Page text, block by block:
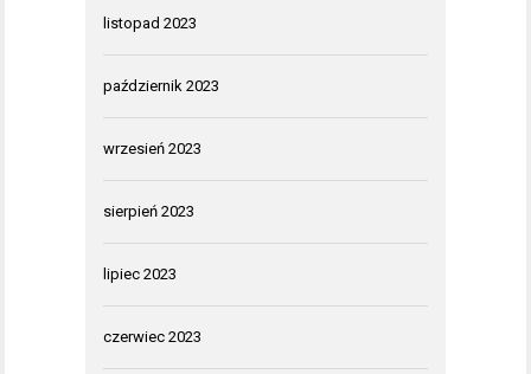
listopad 2023
październik 2023
wrzesień 2023
sierpień 2023
lipiec 2023
czerwiec 2023